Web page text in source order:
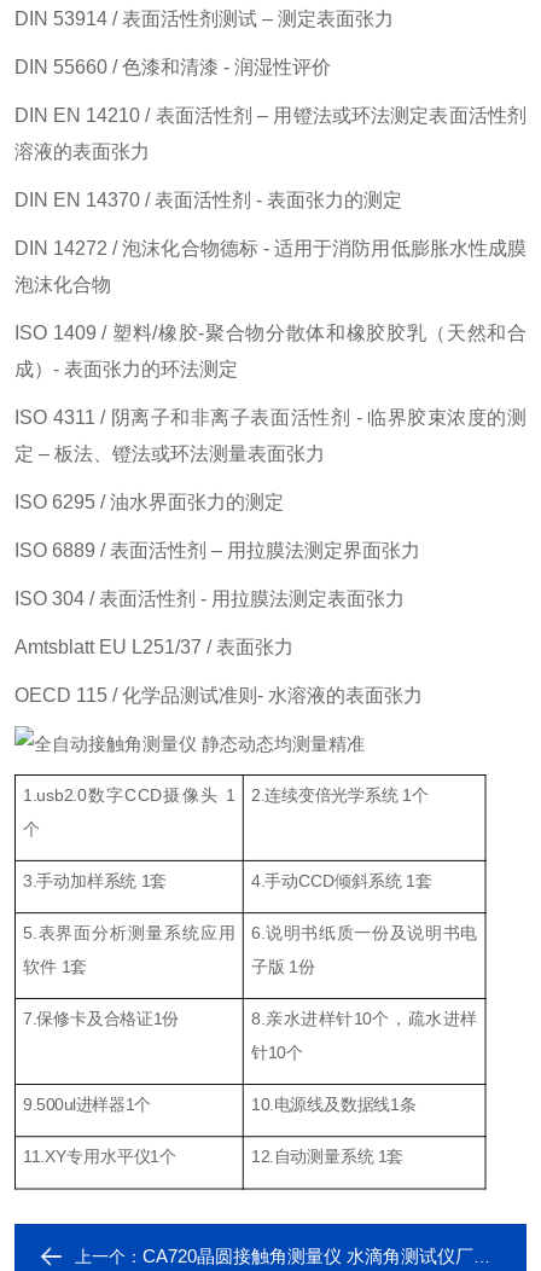
DIN 53914 / 表面活性剂测试 – 测定表面张力
DIN 55660 / 色漆和清漆 - 润湿性评价
DIN EN 14210 / 表面活性剂 – 用镫法或环法测定表面活性剂
溶液的表面张力
DIN EN 14370 / 表面活性剂 - 表面张力的测定
DIN 14272 / 泡沫化合物德标 - 适用于消防用低膨胀水性成膜
泡沫化合物
ISO 1409 / 塑料/橡胶-聚合物分散体和橡胶胶乳（天然和合
成）- 表面张力的环法测定
ISO 4311 / 阴离子和非离子表面活性剂 - 临界胶束浓度的测
定 – 板法、镫法或环法测量表面张力
ISO 6295 / 油水界面张力的测定
ISO 6889 / 表面活性剂 – 用拉膜法测定界面张力
ISO 304 / 表面活性剂 - 用拉膜法测定表面张力
Amtsblatt EU L251/37 / 表面张力
OECD 115 / 化学品测试准则- 水溶液的表面张力
1.usb2.0数字CCD摄像头 1
个
2.连续变倍光学系统 1个
3.手动加样系统 1套 4.手动CCD倾斜系统 1套
5.表界面分析测量系统应用
软件 1套
6.说明书纸质一份及说明书电
子版 1份
7.保修卡及合格证1份
8.亲水进样针10个，疏水进样
针10个
9.500ul进样器1个 10.电源线及数据线1条
11.XY专用水平仪1个 12.自动测量系统 1套
上一个： CA720晶圆接触角测量仪 水滴角测试仪厂家直供